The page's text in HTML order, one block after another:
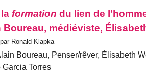
formation du lien de
Boureau, médiéviste,
Ronald Klapka
Boureau, Penser/rêver, Élisabeth
Garcia Torres